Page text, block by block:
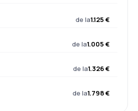
de la1.125 €
de la1.005 €
de la1.326 €
de la1.798 €